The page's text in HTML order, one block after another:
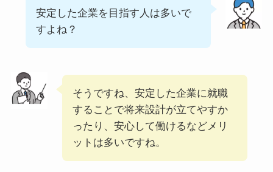
安定した企業を目指す人は多いで
すよね？
そうですね、安定した企業に就職
することで将来設計が立てやすか
ったり、安心して働けるなどメリ
ットは多いですね。